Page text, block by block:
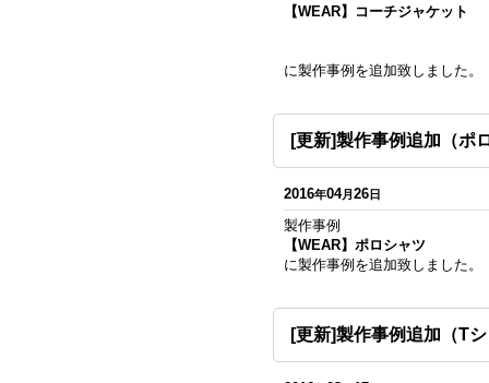
【WEAR】コーチジャケット
に製作事例を追加致しました。
[更新]製作事例追加（ポ
2016年04月26日
製作事例
【WEAR】ポロシャツ
に製作事例を追加致しました。
[更新]製作事例追加（T